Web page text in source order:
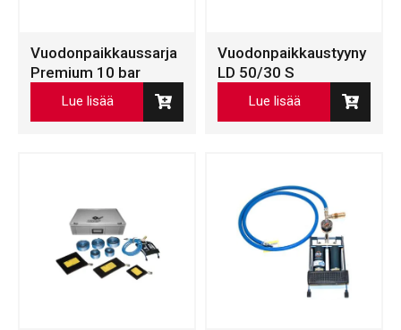
Vuodonpaikkaussarja
Premium 10 bar
Lue lisää
Vuodonpaikkaustyyny
LD 50/30 S
Lue lisää